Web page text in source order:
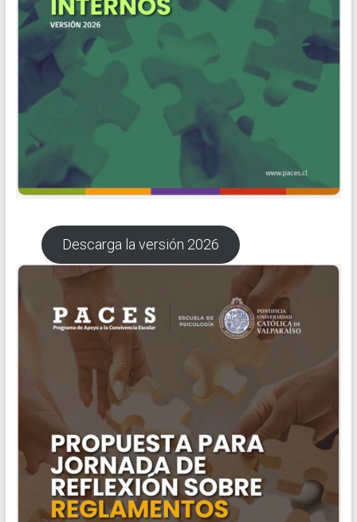
Descarga la versión 2026